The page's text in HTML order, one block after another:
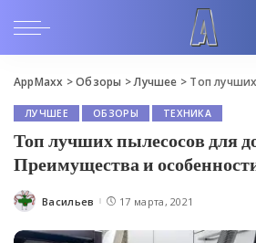
AppMaxx >Обзоры >Лучшее > Топ лучших
ЛУЧШЕЕ ОБЗОРЫ ТЕХНИКА
Топ лучших пылесосов для
Преимущества и
Posted
Васильев 17 марта, 2021